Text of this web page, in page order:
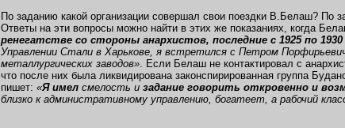
По заданию какой организации совершал свои поездки В.Белаш? По
Ответы на эти вопросы можно найти в этих же показаниях, когда
ренегатстве со стороны анархистов, последние с 1925 по
Управлении Стали в Харькове, я встретился с Петром
металлургических заводов». Если Белаш не контактировал с
что после них была ликвидирована законспирированная группа
пишет: «Я имел смелость и задание говорить откровенно и
близко к административному управлению, богатеет, а рабочий